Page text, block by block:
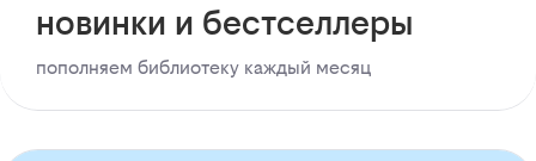
новинки и бестселлеры
пополняем библиотеку каждый месяц